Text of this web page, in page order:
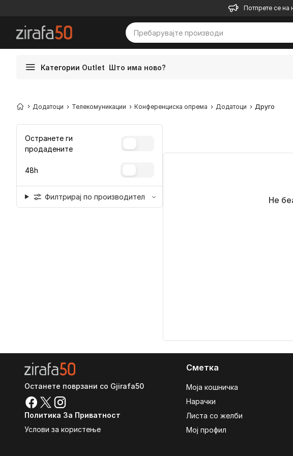
Потпрете се на
Категории Outlet Што има ново?
Додатоци Телекомуникации Конференциска опрема Додатоци Друго
Остранете ги
продадените
48h
Филтрирај по производител Не
Останете поврзани со Gjirafa50
Политика За Приватност
Услови за користење
Сметка
Моја кошничка
Нарачки
Листа со желби
Мој профил